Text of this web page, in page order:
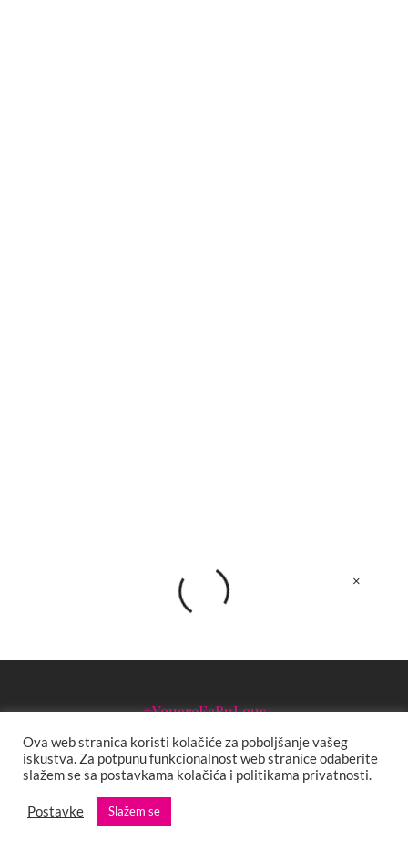
#YouareFaBuLous
Fashion.Beauty.Love is a lifestyle magazine. It's a mix of beauty,
fashion, culture, art, controversy & cool! Made in
Bosnia&Herzegovina!
Ova web stranica koristi kolačiće za poboljšanje vašeg
iskustva. Za potpunu funkcionalnost web stranice odaberite
slažem se sa postavkama kolačića i politikama privatnosti.
Postavke Slažem se
×